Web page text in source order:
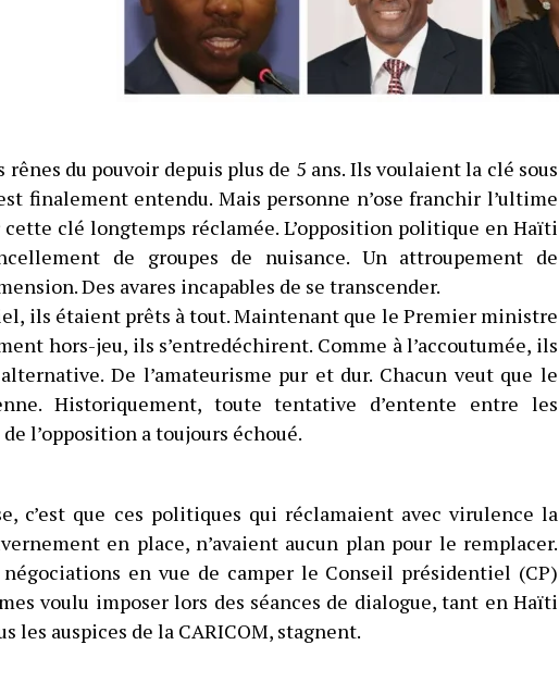
du pouvoir depuis plus de 5 ans. Ils voulaient la clé sous
finalement entendu. Mais personne n’ose franchir l’ultime
cette clé longtemps réclamée. L’opposition politique en Haïti
de groupes de nuisance. Un attroupement de
Des avares incapables de se transcender.
ils étaient prêts à tout. Maintenant que le Premier ministre
hors-jeu, ils s’entredéchirent. Comme à l’accoutumée, ils
De l’amateurisme pur et dur. Chacun veut que le
Historiquement, toute tentative d’entente entre les
l’opposition a toujours échoué.
c’est que ces politiques qui réclamaient avec virulence la
en place, n’avaient aucun plan pour le remplacer.
en vue de camper le Conseil présidentiel (CP)
voulu imposer lors des séances de dialogue, tant en Haïti
les auspices de la CARICOM, stagnent.